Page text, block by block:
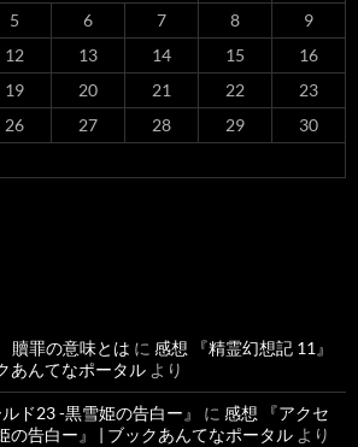
5 6 7 8
9
12 13 14 15
16
19 20 21 22
23
26 27 28 29
30
贖罪の意味とは に 感想 『精霊幻想記 11』
あんてなポータル より
ド23 -黒雪姫の告白ー』 に 感想 『アクセ
の告白ー』 | ブックあんてなポータル より